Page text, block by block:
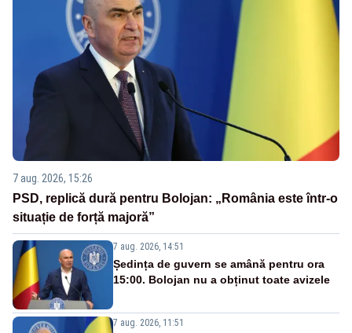
7 aug. 2026, 15:26
PSD, replică dură pentru Bolojan: „România este într-o
situație de forță majoră”
7 aug. 2026, 14:51
Ședința de guvern se amână pentru ora
15:00. Bolojan nu a obținut toate avizele
7 aug. 2026, 11:51